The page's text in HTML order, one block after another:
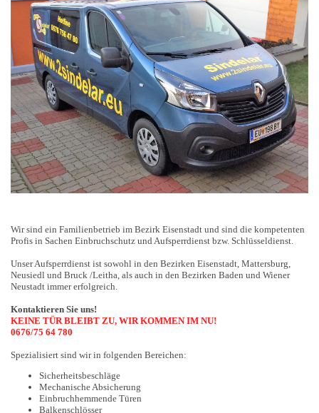
Wir sind ein Familienbetrieb im Bezirk Eisenstadt und sind die kompetenten
Profis in Sachen Einbruchschutz und Aufsperrdienst bzw. Schlüsseldienst.
Unser Aufsperrdienst ist sowohl in den Bezirken Eisenstadt, Mattersburg,
Neusiedl und Bruck /Leitha, als auch in den Bezirken Baden und Wiener
Neustadt immer erfolgreich.
Kontaktieren Sie uns!
KEINE TÜR BLEIBT ZU, WIR KOMMEN IM NU!
0676/75 64 780
Spezialisiert sind wir in folgenden Bereichen:
Sicherheitsbeschläge
Mechanische Absicherung
Einbruchhemmende Türen
Balkenschlösser